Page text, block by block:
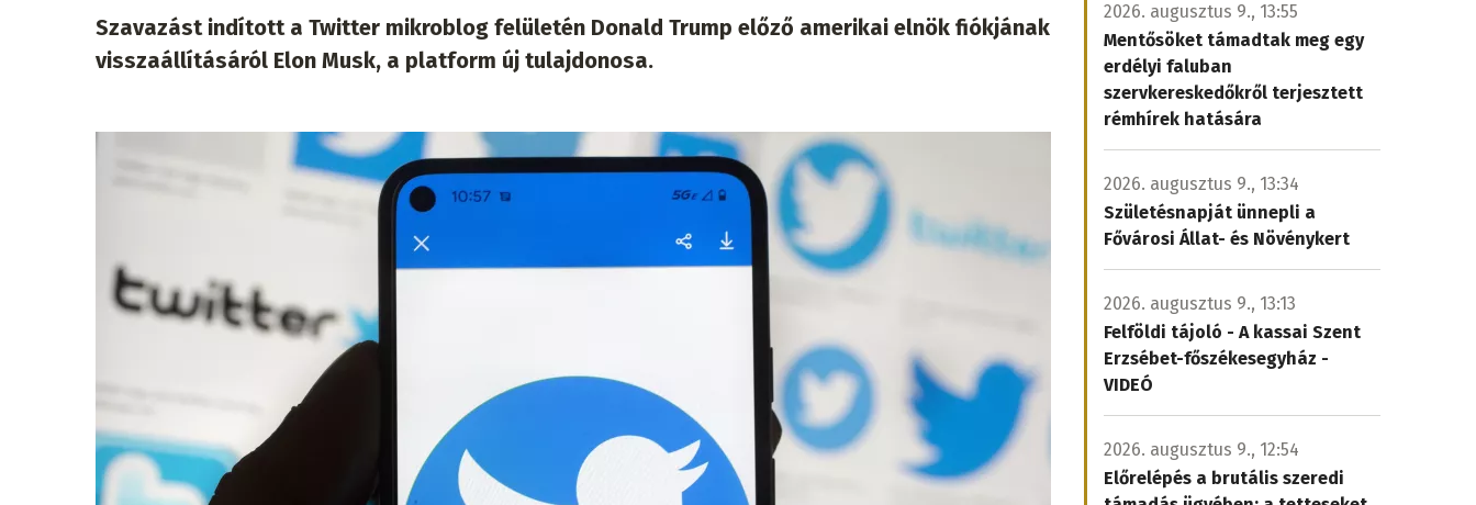
Szavazást indított a Twitter mikroblog felületén Donald Trump előző amerikai elnök fiókjának
visszaállításáról Elon Musk, a platform új tulajdonosa.
2026. augusztus 9., 13:55
Mentősöket támadtak meg egy
erdélyi faluban
szervkereskedőkről terjesztett
rémhírek hatására
2026. augusztus 9., 13:34
Születésnapját ünnepli a
Fővárosi Állat- és Növénykert
2026. augusztus 9., 13:13
Felföldi tájoló - A kassai Szent
Erzsébet-főszékesegyház -
VIDEÓ
2026. augusztus 9., 12:54
Előrelépés a brutális szeredi